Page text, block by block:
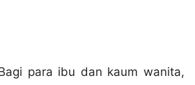
para ibu dan kaum wanita,